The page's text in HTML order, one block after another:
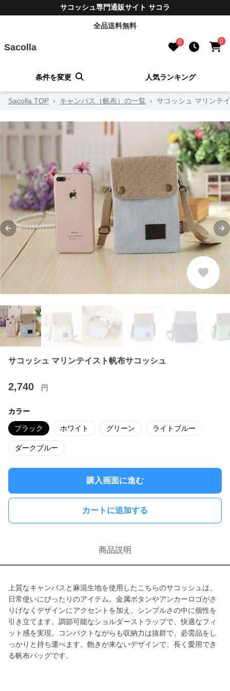
サコッシュ専門通販サイト サコラ
全品送料無料
Sacolla 0 0
条件を変更 人気ランキング
Sacolla TOP › キャンバス（帆布）の一覧 › サコッシュ マリンテ
Previous slide
サコッシュ マリンテイスト帆布サコッシュ
2,740 円
カラー
ブラック ホワイト グリーン ライトブルー
ダークブルー
購入画面に進む
カートに追加する
商品説明
上質なキャンバスと麻混生地を使用したこちらのサコッシュは、
日常使いにぴったりのアイテム。金属ボタンやアンカーロゴがさ
りげなくデザインにアクセントを加え、シンプルさの中に個性を
引き立てます。調節可能なショルダーストラップで、快適なフィ
ット感を実現。コンパクトながらも収納力は抜群で、必需品をし
っかりと持ち運べます。飽きが来ないデザインで、長く愛用でき
る帆布バッグです。